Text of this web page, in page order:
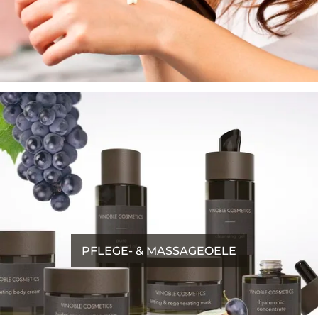
PFLEGE- & MASSAGEOELE